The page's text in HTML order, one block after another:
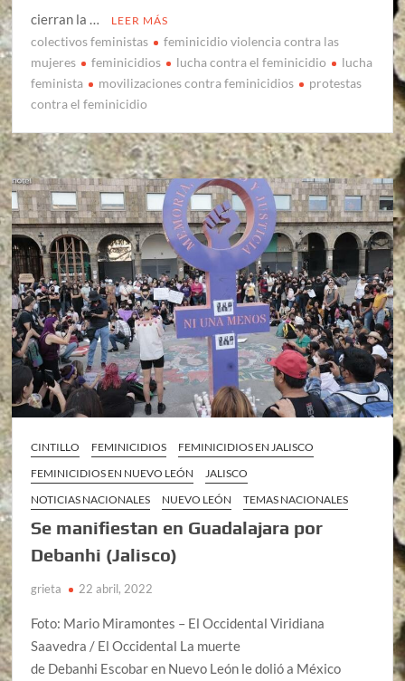
cierran la …
LEER MÁS
colectivos feministas
feminicidio violencia contra las
mujeres
feminicidios lucha contra el feminicidio
lucha
feminista
movilizaciones contra feminicidios
protestas
contra el feminicidio
CINTILLO FEMINICIDIOS
FEMINICIDIOS EN JALISCO
FEMINICIDIOS EN NUEVO LEÓN
JALISCO
NOTICIAS NACIONALES
NUEVO LEÓN TEMAS NACIONALES
Se manifiestan en Guadalajara por
Debanhi (Jalisco)
grieta 22 abril, 2022
Foto: Mario Miramontes – El Occidental Viridiana
Saavedra / El Occidental La muerte
de Debanhi Escobar en Nuevo León le dolió a México